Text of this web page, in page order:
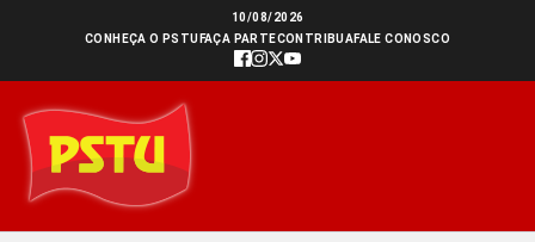
conteúdo
10/08/2026
CONHEÇA O PSTU FAÇA PARTECONTRIBUAFALE CONOSCO